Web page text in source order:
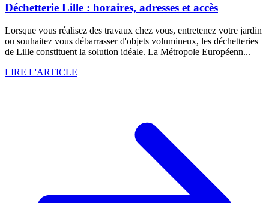
Déchetterie Lille : horaires, adresses et accès
Lorsque vous réalisez des travaux chez vous, entretenez votre jardin
ou souhaitez vous débarrasser d'objets volumineux, les déchetteries
de Lille constituent la solution idéale. La Métropole Européenn...
LIRE L'ARTICLE